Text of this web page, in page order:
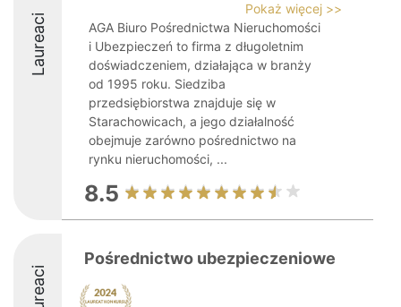
Laureaci
Pokaż więcej >>
AGA Biuro Pośrednictwa Nieruchomości
i Ubezpieczeń to firma z długoletnim
doświadczeniem, działająca w branży
od 1995 roku. Siedziba
przedsiębiorstwa znajduje się w
Starachowicach, a jego działalność
obejmuje zarówno pośrednictwo na
rynku nieruchomości, ...
8.5
Pośrednictwo ubezpieczeniowe